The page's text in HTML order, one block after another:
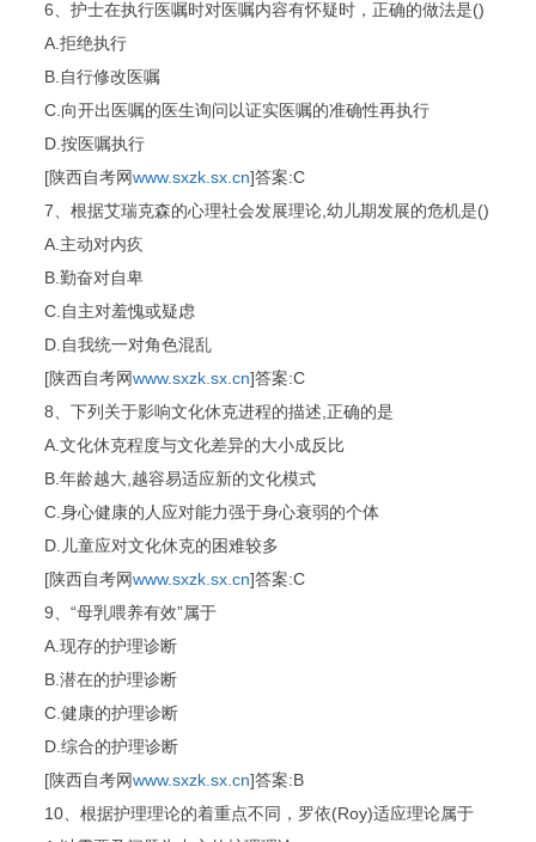
6、护士在执行医嘱时对医嘱内容有怀疑时，正确的做法是()
A.拒绝执行
B.自行修改医嘱
C.向开出医嘱的医生询问以证实医嘱的准确性再执行
D.按医嘱执行
[陕西自考网www.sxzk.sx.cn]答案:C
7、根据艾瑞克森的心理社会发展理论,幼儿期发展的危机是()
A.主动对内疚
B.勤奋对自卑
C.自主对羞愧或疑虑
D.自我统一对角色混乱
[陕西自考网www.sxzk.sx.cn]答案:C
8、下列关于影响文化休克进程的描述,正确的是
A.文化休克程度与文化差异的大小成反比
B.年龄越大,越容易适应新的文化模式
C.身心健康的人应对能力强于身心衰弱的个体
D.儿童应对文化休克的困难较多
[陕西自考网www.sxzk.sx.cn]答案:C
9、“母乳喂养有效”属于
A.现存的护理诊断
B.潜在的护理诊断
C.健康的护理诊断
D.综合的护理诊断
[陕西自考网www.sxzk.sx.cn]答案:B
10、根据护理理论的着重点不同，罗依(Roy)适应理论属于